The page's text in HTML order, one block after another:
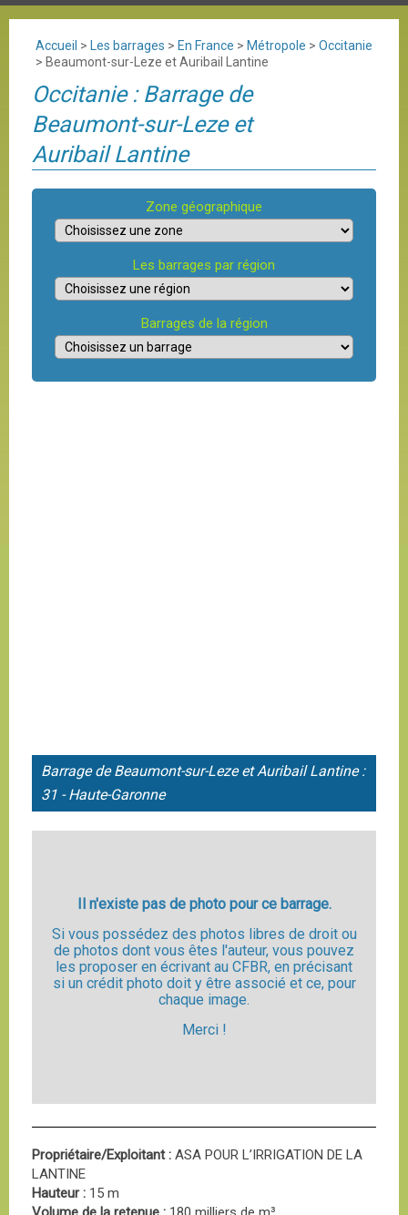
Accueil > Les barrages > En France > Métropole > Occitanie
> Beaumont-sur-Leze et Auribail Lantine
Occitanie : Barrage de
Beaumont-sur-Leze et
Auribail Lantine
Zone géographique
Les barrages par région
Barrages de la région
Barrage de Beaumont-sur-Leze et Auribail Lantine :
31 - Haute-Garonne
Il n'existe pas de photo pour ce barrage.
Si vous possédez des photos libres de droit ou
de photos dont vous êtes l'auteur, vous pouvez
les proposer en écrivant au CFBR, en précisant
si un crédit photo doit y être associé et ce, pour
chaque image.
Merci !
Propriétaire/Exploitant : ASA POUR L’IRRIGATION DE LA
LANTINE
Hauteur : 15 m